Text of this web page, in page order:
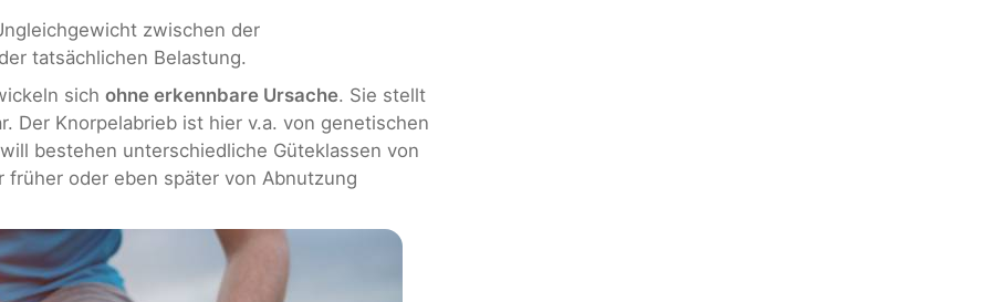
zwischen der
tatsächlichen Belastung.
sich ohne erkennbare Ursache. Sie stellt
Der Knorpelabrieb ist hier v.a. von genetischen
bestehen unterschiedliche Güteklassen von
früher oder eben später von Abnutzung